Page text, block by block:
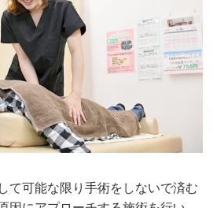
て可能な限り手術をしないで済む